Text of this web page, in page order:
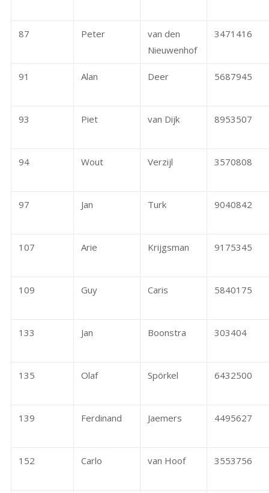
87 Peter
van den
Nieuwenhof
3471416
91 Alan Deer 5687945
93 Piet van Dijk 8953507
94 Wout Verzijl 3570808
97 Jan Turk 9040842
107 Arie Krijgsman 9175345
109 Guy Caris 5840175
133 Jan Boonstra 303404
135 Olaf Spörkel 6432500
139 Ferdinand Jaemers 4495627
152 Carlo van Hoof 3553756